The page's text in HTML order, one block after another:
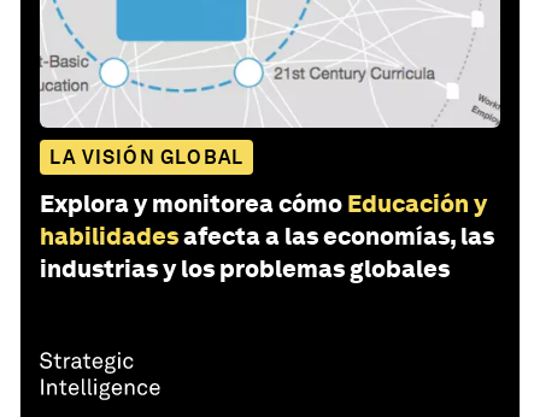
LA VISIÓN GLOBAL
Explora y monitorea cómo Educación y
habilidadesafecta a las economías, las
industrias y los problemas globales